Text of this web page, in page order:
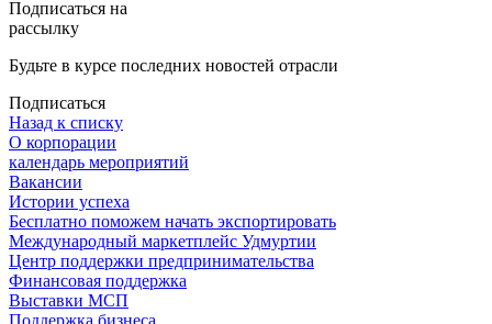
Подписаться на
рассылку
Будьте в курсе последних новостей отрасли
Подписаться
Назад к списку
О корпорации
календарь мероприятий
Вакансии
Истории успеха
Бесплатно поможем начать экспортировать
Международный маркетплейс Удмуртии
Центр поддержки предпринимательства
Финансовая поддержка
Выставки МСП
Поддержка бизнеса